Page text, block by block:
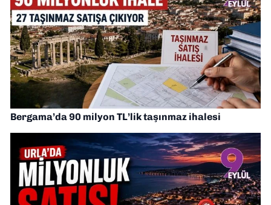
Bergama’da 90 milyon TL’lik taşınmaz ihalesi